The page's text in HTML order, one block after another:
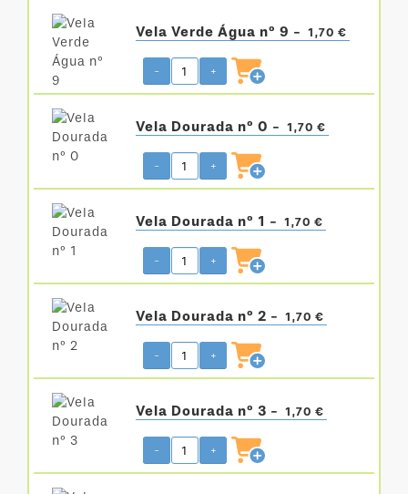
Vela Verde Água nº 9 - 1,70 €
- +
Vela Dourada nº 0 - 1,70 €
- +
Vela Dourada nº 1 - 1,70 €
- +
Vela Dourada nº 2 - 1,70 €
- +
Vela Dourada nº 3 - 1,70 €
- +